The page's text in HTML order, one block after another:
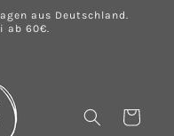
aus Deutschland.
ab 60€.
Warenkorb